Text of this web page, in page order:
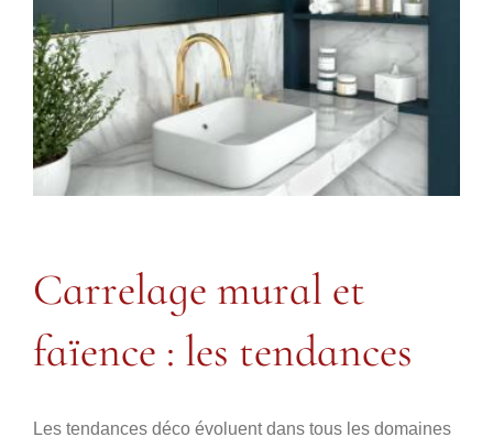
Carrelage mural et
faïence : les tendances
Les tendances déco évoluent dans tous les domaines